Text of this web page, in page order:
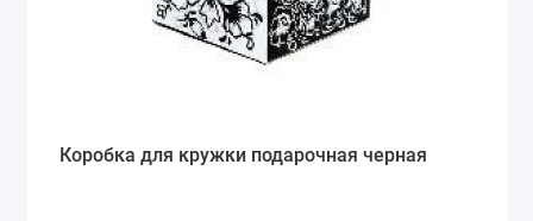
Коробка для кружки подарочная черная